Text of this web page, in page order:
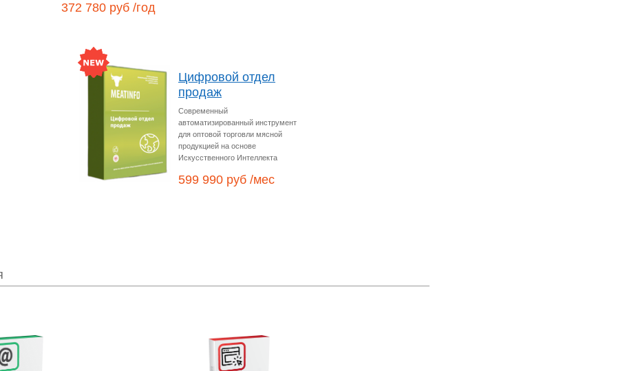
372 780 руб /год
Цифровой отдел
продаж
Современный
автоматизированный инструмент
для оптовой торговли мясной
продукцией на основе
Искусственного Интеллекта
599 990 руб /мес